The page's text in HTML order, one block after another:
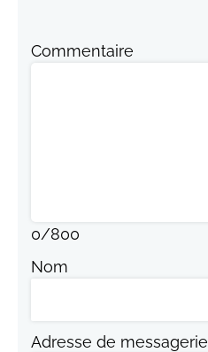
Commentaire
0/800
Nom
Adresse de messagerie